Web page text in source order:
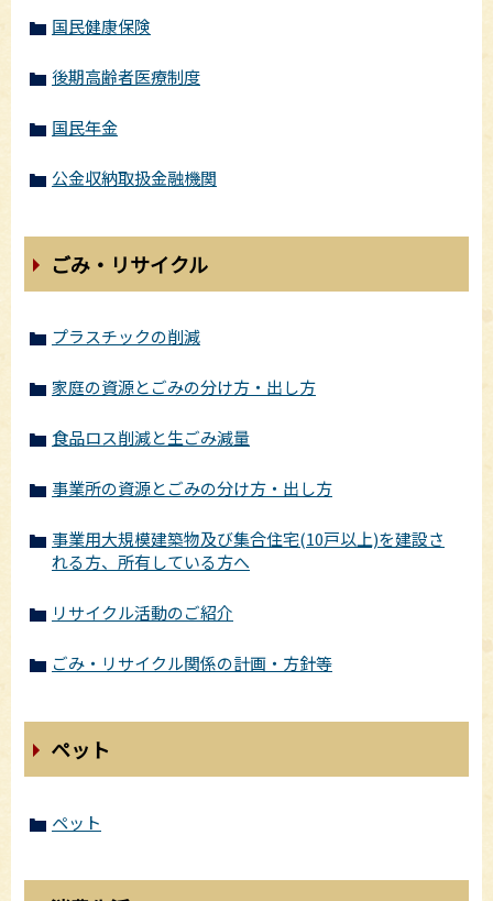
国民健康保険
後期高齢者医療制度
国民年金
公金収納取扱金融機関
ごみ・リサイクル
プラスチックの削減
家庭の資源とごみの分け方・出し方
食品ロス削減と生ごみ減量
事業所の資源とごみの分け方・出し方
事業用大規模建築物及び集合住宅(10戸以上)を建設さ
れる方、所有している方へ
リサイクル活動のご紹介
ごみ・リサイクル関係の計画・方針等
ペット
ペット